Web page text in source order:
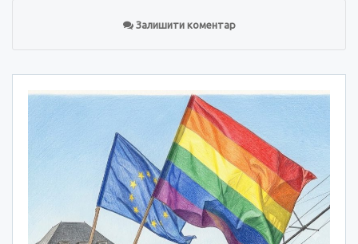
Залишити коментар